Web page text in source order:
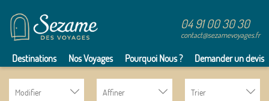
04 91 00 30 30
contact@sezamevoyages.fr
Destinations Nos Voyages Pourquoi Nous ? Demander un devis
Modifier Affiner Trier